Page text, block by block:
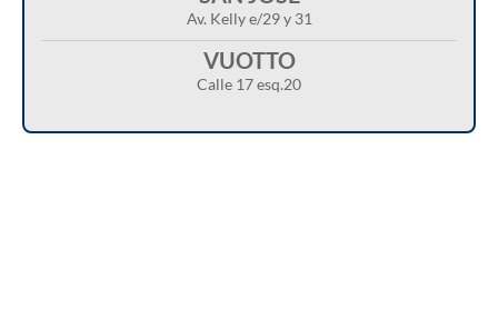
Av. Kelly e/29 y 31
VUOTTO
Calle 17 esq.20